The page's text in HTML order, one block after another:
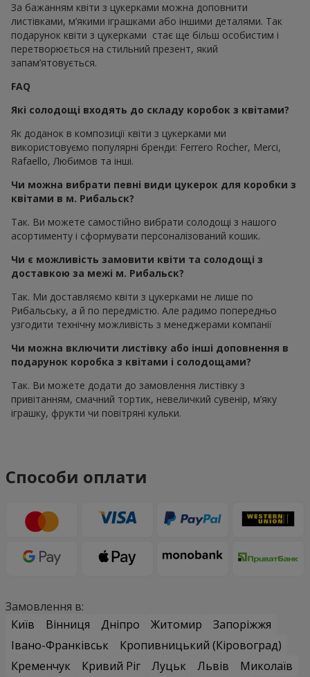
За бажанням квіти з цукерками можна доповнити
листівками, м’якими іграшками або іншими деталями. Так
подарунок квіти з цукерками стає ще більш особистим і
перетворюється на стильний презент, який
запам’ятовується.
FAQ
Які солодощі входять до складу коробок з квітами?
Як доданок в композиції квіти з цукерками ми
використовуємо популярні бренди: Ferrero Rocher, Merci,
Rafaello, Любимов та інші.
Чи можна вибрати певні види цукерок для коробки з
квітами в м. Рибальск?
Так. Ви можете самостійно вибрати солодощі з нашого
асортименту і сформувати персоналізований кошик.
Чи є можливість замовити квіти та солодощі з
доставкою за межі м. Рибальск?
Так. Ми доставляємо квіти з цукерками не лише по
Рибальську, а й по передмістю. Але радимо попередньо
узгодити технічну можливість з менеджерами компанії
Чи можна включити листівку або інші доповнення в
подарунок коробка з квітами і солодощами?
Так. Ви можете додати до замовлення листівку з
привітанням, смачний тортик, невеличкий сувенір, м’яку
іграшку, фрукти чи повітряні кульки.
Способи оплати
Замовлення в:
Київ
Вінниця Дніпро Житомир
Запоріжжя
Івано-Франківськ
Кропивницький (Кіровоград)
Кременчук
Кривий Ріг Луцьк Львів
Миколаїв